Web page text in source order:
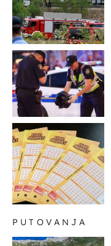
PUTOVANJA